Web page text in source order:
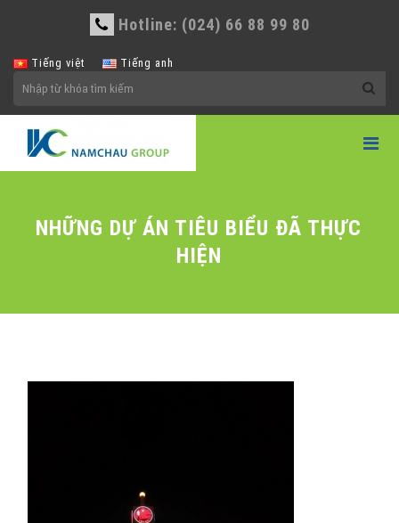
Hotline: (024) 66 88 99 80
Tiếng việt Tiếng anh
NHỮNG DỰ ÁN TIÊU BIỂU ĐÃ THỰC
HIỆN